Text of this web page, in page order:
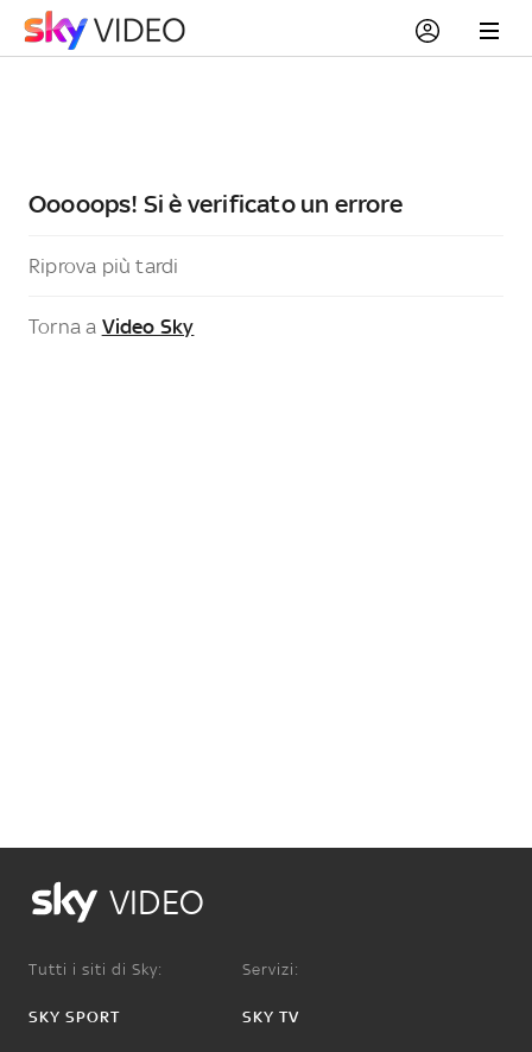
Ooooops! Si è verificato un errore
Riprova più tardi
Torna a Video Sky
VIDEO
Tutti i siti di Sky:
SKY SPORT
Servizi:
SKY TV